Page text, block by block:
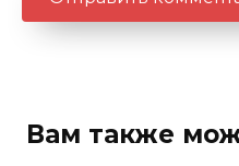
Вам также